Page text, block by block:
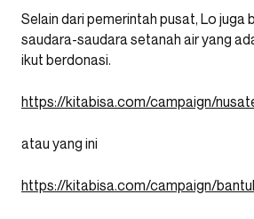
Selain dari pemerintah pusat, Lo juga
saudara-saudara setanah air yang
ikut berdonasi.
https://kitabisa.com/campaign/
atau yang ini
https://kitabisa.com/campaign/